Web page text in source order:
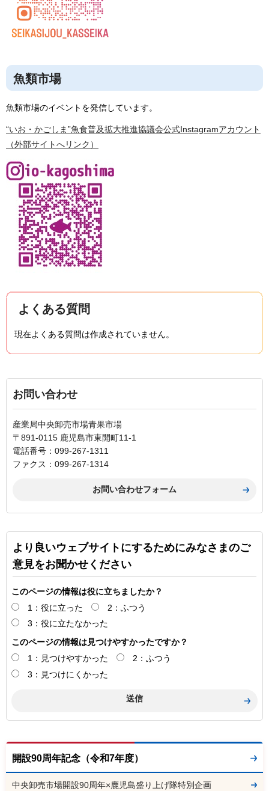
魚類市場
魚類市場のイベントを発信しています。
“いお・かごしま”魚食普及拡大推進協議会公式Instagramアカウント
（外部サイトへリンク）
よくある質問
現在よくある質問は作成されていません。
お問い合わせ
産業局中央卸売市場青果市場
〒891-0115 鹿児島市東開町11-1
電話番号：099-267-1311
ファクス：099-267-1314
より良いウェブサイトにするためにみなさまのご
意見をお聞かせください
このページの情報は役に立ちましたか？
1：役に立った
2：ふつう
3：役に立たなかった
このページの情報は見つけやすかったですか？
1：見つけやすかった
2：ふつう
3：見つけにくかった
開設90周年記念（令和7年度）
中央卸売市場開設90周年×鹿児島盛り上げ隊特別企画